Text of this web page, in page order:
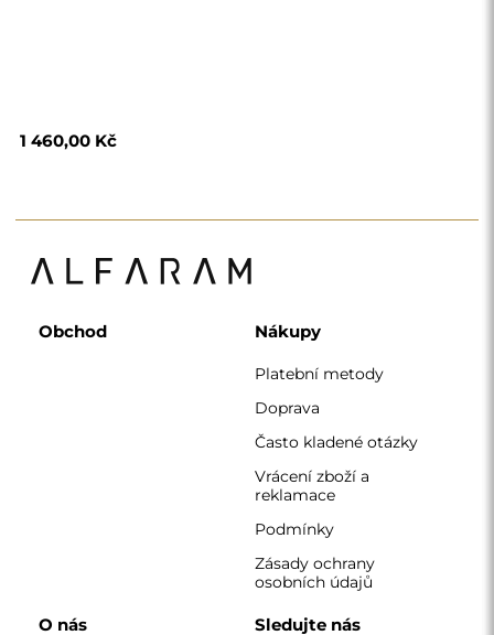
1 460,00 Kč
Obchod Nákupy
Platební metody
Doprava
Často kladené otázky
Vrácení zboží a
reklamace
Podmínky
Zásady ochrany
osobních údajů
O nás Sledujte nás